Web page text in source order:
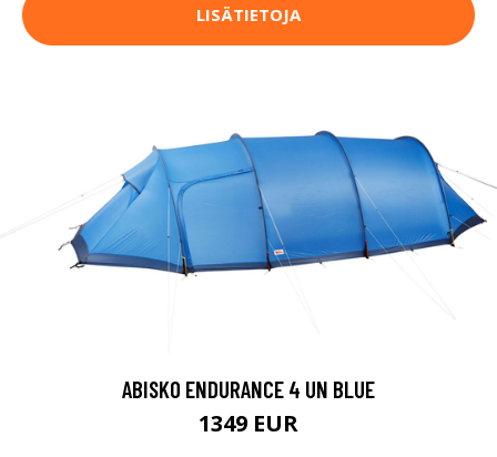
LISÄTIETOJA
ABISKO ENDURANCE 4 UN BLUE
1349 EUR